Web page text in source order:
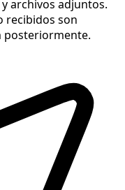
archivos adjuntos.
recibidos son
posteriormente.